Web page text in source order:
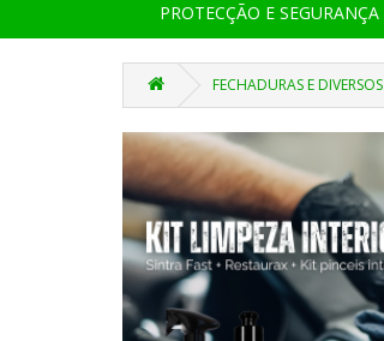
PROTECÇÃO E SEGURANÇA
FECHADURAS E DIVERSOS